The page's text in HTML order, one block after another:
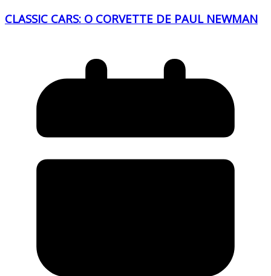
CLASSIC CARS: O CORVETTE DE PAUL NEWMAN